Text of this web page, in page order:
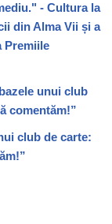
- Cultura la
din Alma Vii și a
Premiile
unui club
comentăm!”
club de carte: